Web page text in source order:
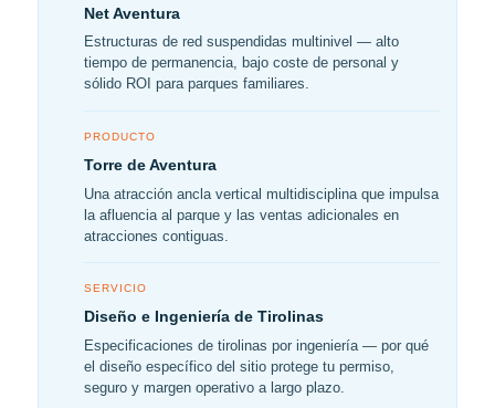
Net Aventura
Estructuras de red suspendidas multinivel — alto
tiempo de permanencia, bajo coste de personal y
sólido ROI para parques familiares.
PRODUCTO
Torre de Aventura
Una atracción ancla vertical multidisciplina que impulsa
la afluencia al parque y las ventas adicionales en
atracciones contiguas.
SERVICIO
Diseño e Ingeniería de Tirolinas
Especificaciones de tirolinas por ingeniería — por qué
el diseño específico del sitio protege tu permiso,
seguro y margen operativo a largo plazo.